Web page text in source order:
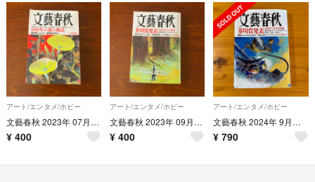
アート/エンタメ/ホビー
文藝春秋 2023年 07月号 [雑誌]
¥ 400
アート/エンタメ/ホビー
文藝春秋 2023年 09月号 [雑誌]
¥ 400
アート/エンタメ/ホビー
文藝春秋 2024年 9月特別号 芥川賞発表
¥ 790